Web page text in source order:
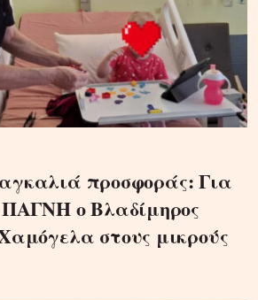
προσφοράς: Για
ΠΑΓΝΗ ο Βλαδίμηρος
στους μικρούς